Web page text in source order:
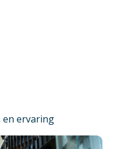
en ervaring